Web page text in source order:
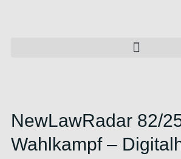
NewLawRadar 82/
Wahlkampf –